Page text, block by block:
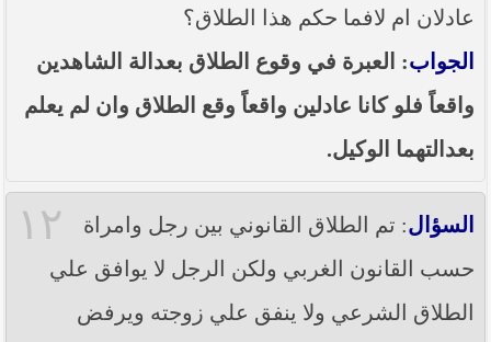
عادلان ام لافما حكم هذا الطلاق؟
الجواب: العبرة في وقوع الطلاق بعدالة الشاهدين
واقعاً فلو كانا عادلين واقعاً وقع الطلاق وان لم يعلم
بعدالتهما الوكيل.
١٢ السؤال: تم الطلاق القانوني بين رجل وامراة
حسب القانون الغربي ولكن الرجل لا يوافق علي
الطلاق الشرعي ولا ينفق علي زوجته ويرفض